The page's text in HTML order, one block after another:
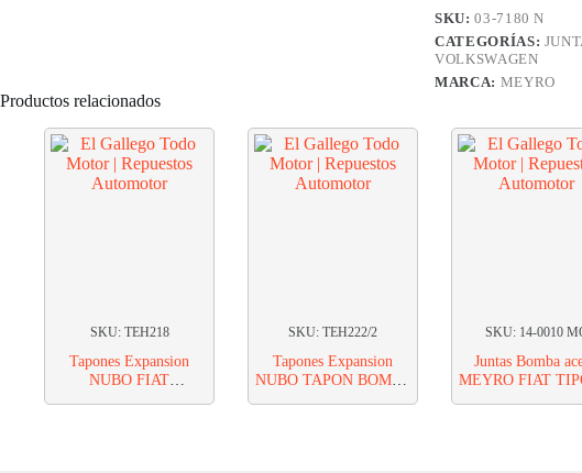
16V
MULTIPLE
DE
ESCAPE
cantidad
SKU:03-7180 N
CATEGORÍAS:
VOLKSWAGEN
MARCA: MEYRO
Productos relacionados
SKU: TEH218
Tapones Expansion
NUBO FIAT
SKU: TEH222/2
Tapones Expansion
NUBO TAPON BOMBE
SKU: 14-0010
Juntas Bomba
MEYRO FIAT